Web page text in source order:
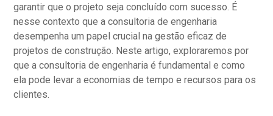
garantir que o projeto seja concluído com sucesso. É
nesse contexto que a consultoria de engenharia
desempenha um papel crucial na gestão eficaz de
projetos de construção. Neste artigo, exploraremos por
que a consultoria de engenharia é fundamental e como
ela pode levar a economias de tempo e recursos para os
clientes.